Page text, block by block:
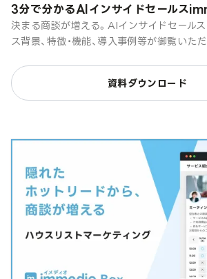
3分で分かるAIインサイドセールス
決まる商談が増える。AIインサイドセール
ス背景、特徴・機能、導入事例等が御覧いた
資料ダウンロード